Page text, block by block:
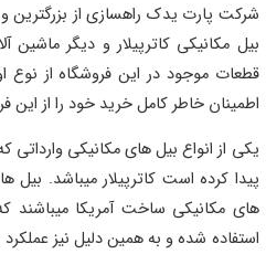
شرکت پارت یدک راهسازی از بزرگترین
بیل مکانیکی کاترپیلار و دیگر
قطعات موجود در این فروشگاه از نوع
اطمینان خاطر کامل خرید خود را از این
یکی از انواع بیل های مکانیکی وارداتی
پیدا کرده است کاترپیلار میباشد. بیل
های مکانیکی ساخت آمریکا میباشند
استفاده شده و به همین دلیل نیز